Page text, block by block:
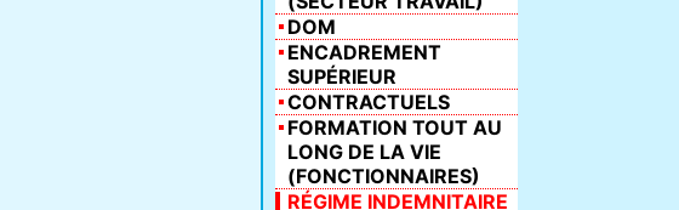
DOM
ENCADREMENT
SUPÉRIEUR
CONTRACTUELS
FORMATION TOUT AU
LONG DE LA VIE
(FONCTIONNAIRES)
RÉGIME INDEMNITAIRE